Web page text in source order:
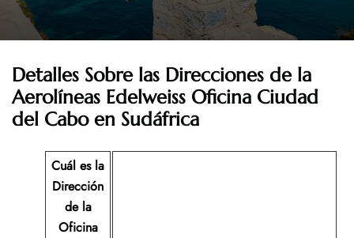
Detalles Sobre las Direcciones de la
Aerolíneas Edelweiss Oficina Ciudad
del Cabo en Sudáfrica
Cuál es la
Dirección
de la
Oficina